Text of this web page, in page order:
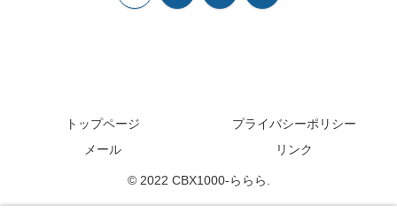
トップページ
プライバシーポリシー
メール
リンク
© 2022 CBX1000-ららら.